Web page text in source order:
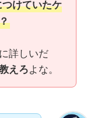
けていたケ
詳しいだ
えろよな。